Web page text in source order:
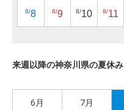
8/8 8/9 8/10 8/11
来週以降の神奈川県の夏休
6月 7月